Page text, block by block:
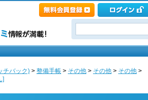
チバック) > 整備手帳 > その他 > その他 > その他 >
]